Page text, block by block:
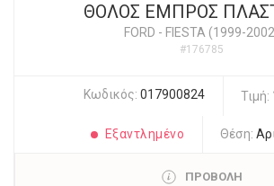
ΘΟΛΟΣ ΕΜΠΡΟΣ
FORD - FIESTA (1999-
#176785
Κωδικός: 017900824 Τιμή:
Εξαντλημένο Θέση:
ΠΡΟΒΟΛΗ